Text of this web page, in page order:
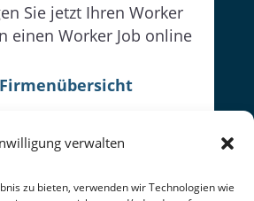
verwalten
zu bieten, verwenden wir Technologien wie
Sie jetzt Ihren Worker
einen Worker Job online
👷Worker
Richtlinien|Impressum|